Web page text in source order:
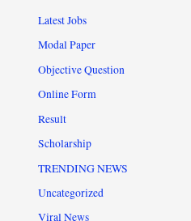
Latest Jobs
Modal Paper
Objective Question
Online Form
Result
Scholarship
TRENDING NEWS
Uncategorized
Viral News